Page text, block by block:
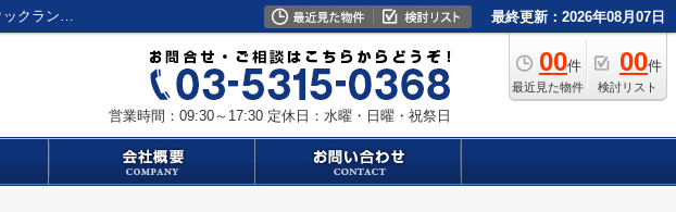
渋谷区千駄ヶ谷の賃貸、店舗、事務所、土地(賃貸)一覧｜青山・表参道の不動産情報ならクックランド本社営業部 最終更新：2026年08月07日
00件
最近見た物件
00件
検討リスト
営業時間：09:30～17:30 定休日：水曜・日曜・祝祭日